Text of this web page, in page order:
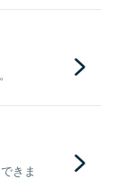
きま